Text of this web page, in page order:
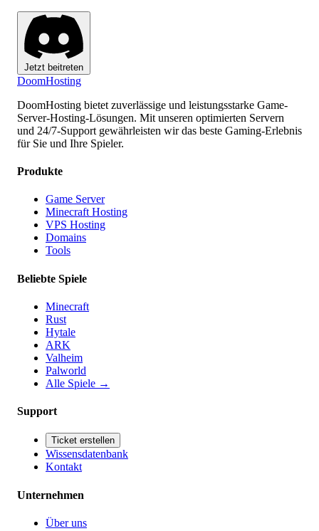
Jetzt beitreten
DoomHosting
DoomHosting bietet zuverlässige und leistungsstarke Game-
Server-Hosting-Lösungen. Mit unseren optimierten Servern
und 24/7-Support gewährleisten wir das beste Gaming-Erlebnis
für Sie und Ihre Spieler.
Produkte
Game Server
Minecraft Hosting
VPS Hosting
Domains
Tools
Beliebte Spiele
Minecraft
Rust
Hytale
ARK
Valheim
Palworld
Alle Spiele →
Support
Ticket erstellen
Wissensdatenbank
Kontakt
Unternehmen
Über uns